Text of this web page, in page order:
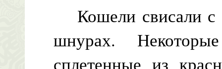
Кошели свисали с
шнурах.
сплетенные из